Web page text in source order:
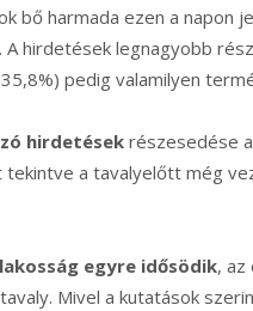
bő harmada ezen a napon
hirdetések legnagyobb
pedig valamilyen
hirdetések részesedése
a tavalyelőtt még
egyre idősödik, az
Mivel a kutatások